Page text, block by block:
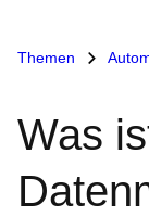
Themen
Was